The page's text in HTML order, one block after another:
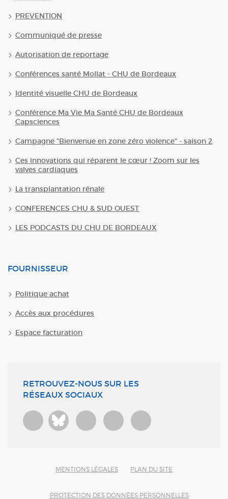
PREVENTION
Communiqué de presse
Autorisation de reportage
Conférences santé Mollat - CHU de Bordeaux
Identité visuelle CHU de Bordeaux
Conférence Ma Vie Ma Santé CHU de Bordeaux
Capsciences
Campagne "Bienvenue en zone zéro violence" - saison 2
Ces innovations qui réparent le cœur ! Zoom sur les
valves cardiaques
La transplantation rénale
CONFERENCES CHU & SUD OUEST
LES PODCASTS DU CHU DE BORDEAUX
FOURNISSEUR
Politique achat
Accès aux procédures
Espace facturation
RETROUVEZ-NOUS SUR LES
RÉSEAUX SOCIAUX
Bluesky
MENTIONS LÉGALES PLAN DU SITE
PROTECTION DES DONNÉES PERSONNELLES